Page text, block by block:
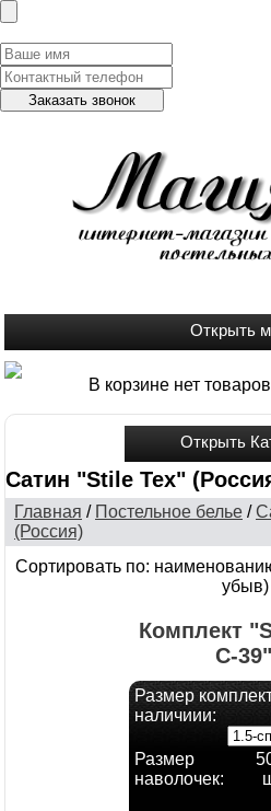
В корзине нет
Сатин "Stile Tex"
Главная / Постельное белье /
(Россия)
Сортировать по:
убыв)
Комплект
C-39"
Размер
наличиии:
Размер
наволочек: